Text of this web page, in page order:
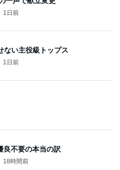
良不要の本当の訳
18時間前